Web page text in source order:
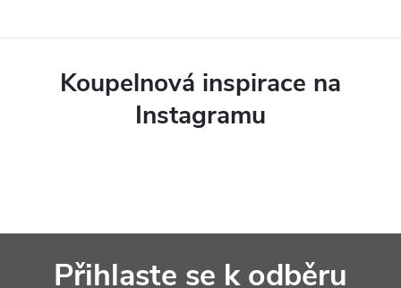
Koupelnová inspirace na
Instagramu
Přihlaste se k odběru